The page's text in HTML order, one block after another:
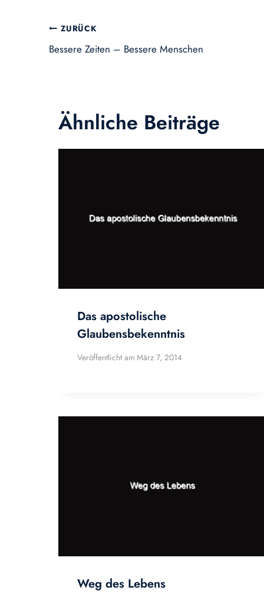
Beitragsnavigation
ZURÜCK
Bessere Zeiten – Bessere Menschen
Ähnliche Beiträge
Das apostolische
Glaubensbekenntnis
Veröffentlicht am März 7, 2014
Weg des Lebens